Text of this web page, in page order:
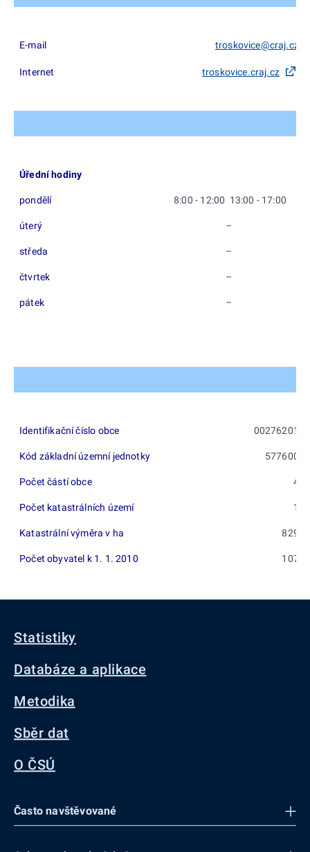
E-mail troskovice@craj.cz
Internet troskovice.craj.cz
Úřední hodiny
pondělí 8:00 - 12:00 13:00 - 17:00
úterý –
středa –
čtvrtek –
pátek –
Identifikační číslo obce 00276201
Kód základní územní jednotky 577600
Počet částí obce 4
Počet katastrálních území 1
Katastrální výměra v ha 829
Počet obyvatel k 1. 1. 2010 107
Statistiky
Databáze a aplikace
Metodika
Sběr dat
O ČSÚ
Často navštěvované